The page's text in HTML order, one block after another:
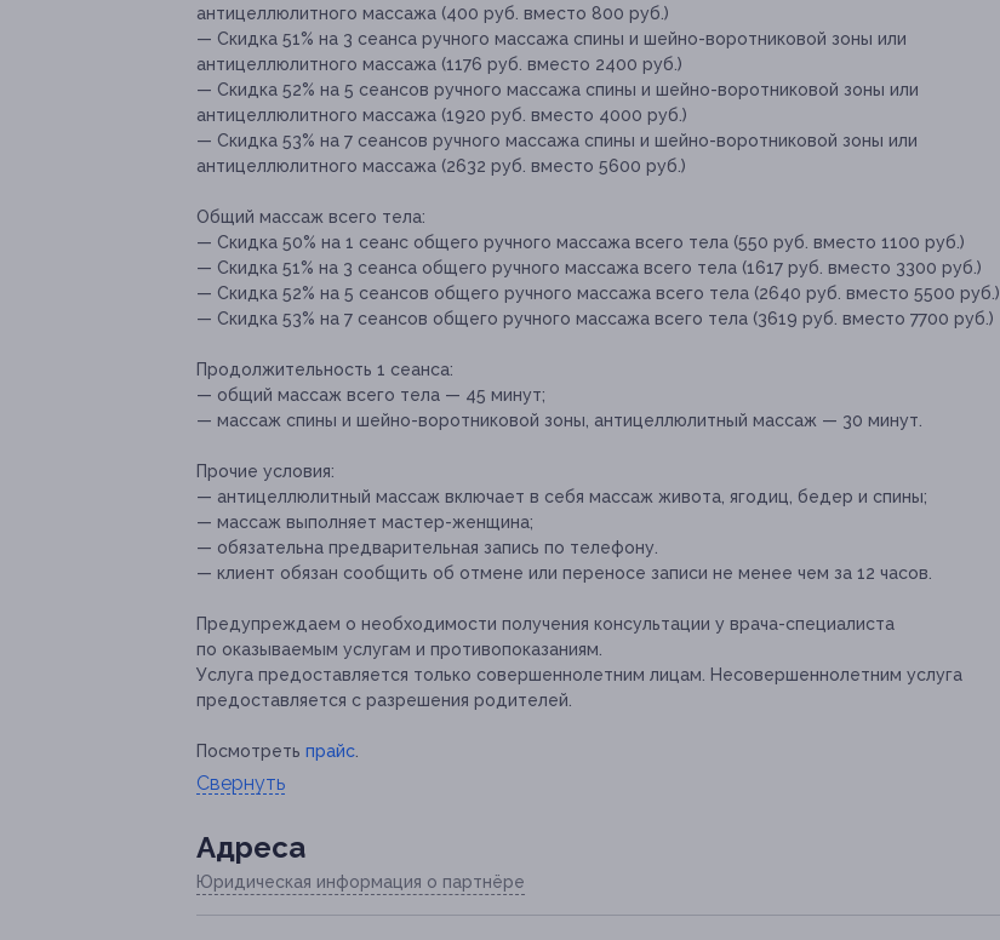
антицеллюлитного массажа (400 руб. вместо 800 руб.)
— Скидка 51% на 3 сеанса ручного массажа спины и шейно-воротниковой зоны или
антицеллюлитного массажа (1176 руб. вместо 2400 руб.)
— Скидка 52% на 5 сеансов ручного массажа спины и шейно-воротниковой зоны или
антицеллюлитного массажа (1920 руб. вместо 4000 руб.)
— Скидка 53% на 7 сеансов ручного массажа спины и шейно-воротниковой зоны или
антицеллюлитного массажа (2632 руб. вместо 5600 руб.)
Общий массаж всего тела:
— Скидка 50% на 1 сеанс общего ручного массажа всего тела (550 руб. вместо 1100 руб.)
— Скидка 51% на 3 сеанса общего ручного массажа всего тела (1617 руб. вместо 3300 руб.)
— Скидка 52% на 5 сеансов общего ручного массажа всего тела (2640 руб. вместо 5500 руб.)
— Скидка 53% на 7 сеансов общего ручного массажа всего тела (3619 руб. вместо 7700 руб.)
Продолжительность 1 сеанса:
— общий массаж всего тела — 45 минут;
— массаж спины и шейно-воротниковой зоны, антицеллюлитный массаж — 30 минут.
Прочие условия:
— антицеллюлитный массаж включает в себя массаж живота, ягодиц, бедер и спины;
— массаж выполняет мастер-женщина;
— обязательна предварительная запись по телефону.
— клиент обязан сообщить об отмене или переносе записи не менее чем за 12 часов.
Предупреждаем о необходимости получения консультации у врача-специалиста
по оказываемым услугам и противопоказаниям.
Услуга предоставляется только совершеннолетним лицам. Несовершеннолетним услуга
предоставляется с разрешения родителей.
Посмотреть прайс
Свернуть
Адресa
Юридическая информация о партнёре